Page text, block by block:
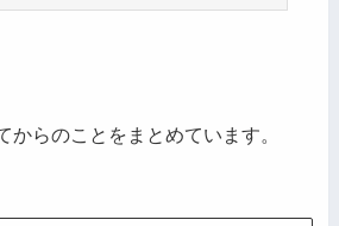
らのことをまとめています。